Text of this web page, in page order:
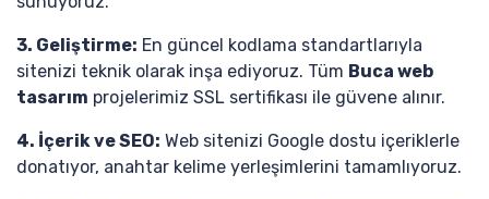
3. Geliştirme: En güncel kodlama standartlarıyla
sitenizi teknik olarak inşa ediyoruz. Tüm Buca web
tasarım projelerimiz SSL sertifikası ile güvene alınır.
4. İçerik ve SEO: Web sitenizi Google dostu içeriklerle
donatıyor, anahtar kelime yerleşimlerini tamamlıyoruz.